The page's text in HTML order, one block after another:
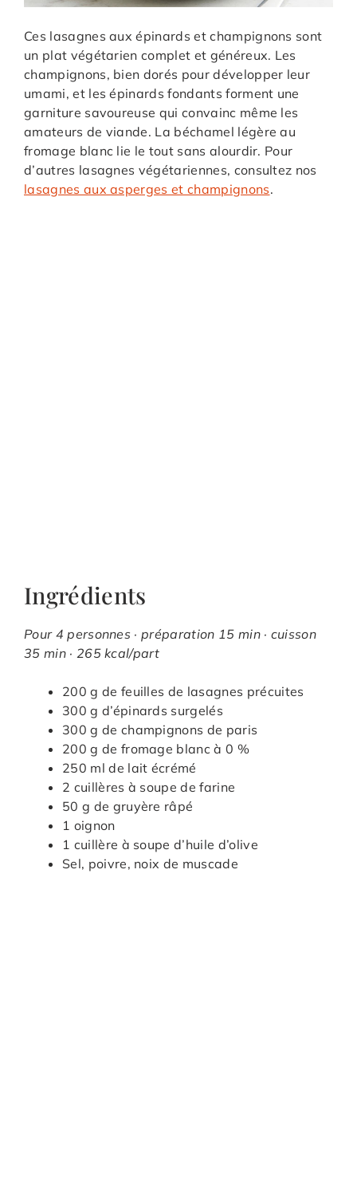
Ces lasagnes aux épinards et champignons sont
un plat végétarien complet et généreux. Les
champignons, bien dorés pour développer leur
umami, et les épinards fondants forment une
garniture savoureuse qui convainc même les
amateurs de viande. La béchamel légère au
fromage blanc lie le tout sans alourdir. Pour
d’autres lasagnes végétariennes, consultez nos
lasagnes aux asperges et champignons.
Ingrédients
Pour 4 personnes · préparation 15 min · cuisson
35 min · 265 kcal/part
200 g de feuilles de lasagnes précuites
300 g d’épinards surgelés
300 g de champignons de paris
200 g de fromage blanc à 0 %
250 ml de lait écrémé
2 cuillères à soupe de farine
50 g de gruyère râpé
1 oignon
1 cuillère à soupe d’huile d’olive
Sel, poivre, noix de muscade